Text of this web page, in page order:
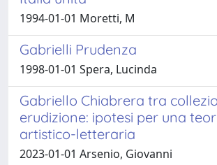
1994-01-01 Moretti, M
Gabrielli Prudenza
1998-01-01 Spera, Lucinda
Gabriello Chiabrera tra
erudizione: ipotesi per una
artistico-letteraria
2023-01-01 Arsenio, Giovanni